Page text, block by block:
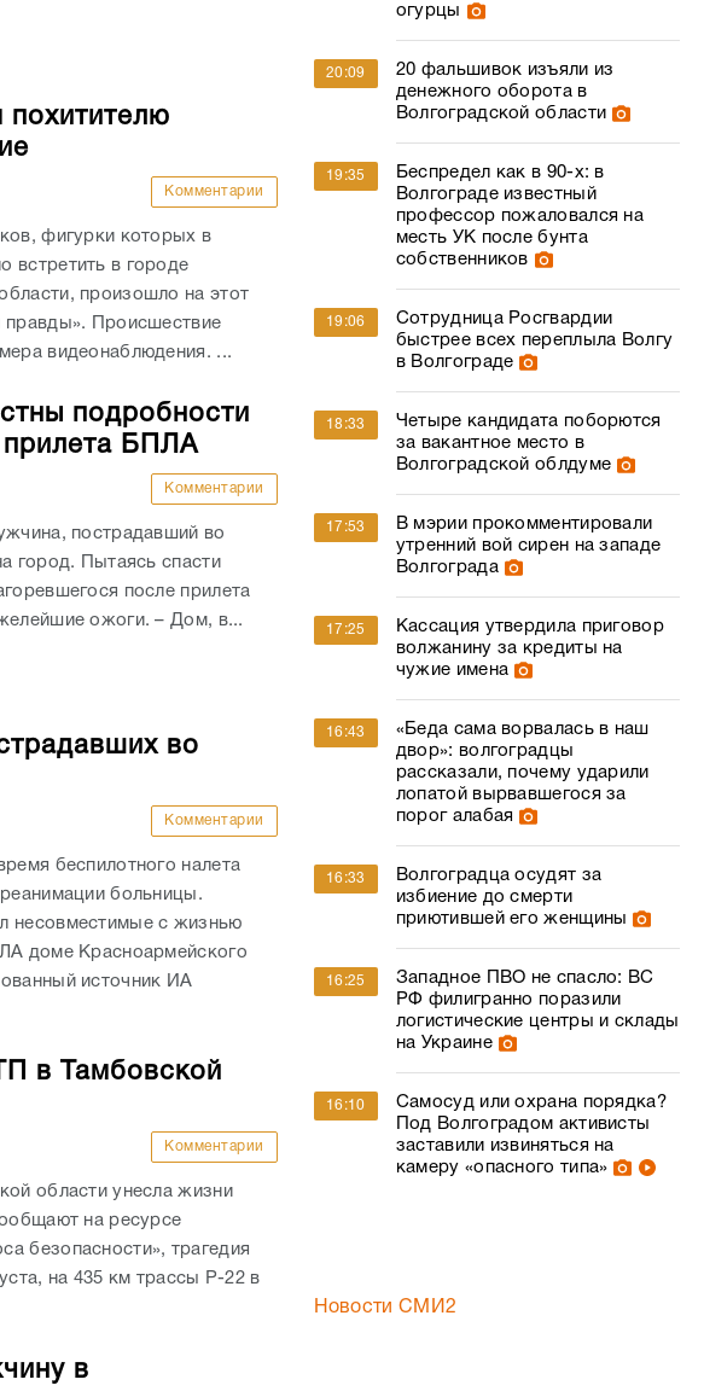
похитителю
Комментарии
фигурки которых в
встретить в городе
произошло на этот
правды». Происшествие
видеонаблюдения. ...
подробности
прилета БПЛА
Комментарии
пострадавший во
город. Пытаясь спасти
после прилета
ожоги. – Дом, в...
во
Комментарии
беспилотного налета
больницы.
несовместимые с жизнью
доме Красноармейского
источник ИА
в Тамбовской
Комментарии
области унесла жизни
на ресурсе
безопасности», трагедия
на 435 км трассы Р-22 в
в
огурцы
20:09
20 фальшивок изъяли из
денежного оборота в
Волгоградской области
19:35
Беспредел как в 90-х: в
Волгограде известный
профессор пожаловался на
месть УК после бунта
собственников
19:06
Сотрудница Росгвардии
быстрее всех переплыла Волгу
в Волгограде
18:33
Четыре кандидата поборются
за вакантное место в
Волгоградской облдуме
17:53
В мэрии прокомментировали
утренний вой сирен на западе
Волгограда
17:25
Кассация утвердила приговор
волжанину за кредиты на
чужие имена
16:43
«Беда сама ворвалась в наш
двор»: волгоградцы
рассказали, почему ударили
лопатой вырвавшегося за
порог алабая
16:33
Волгоградца осудят за
избиение до смерти
приютившей его женщины
16:25
Западное ПВО не спасло: ВС
РФ филигранно поразили
логистические центры и склады
на Украине
16:10
Самосуд или охрана порядка?
Под Волгоградом активисты
заставили извиняться на
камеру «опасного типа»
Новости СМИ2